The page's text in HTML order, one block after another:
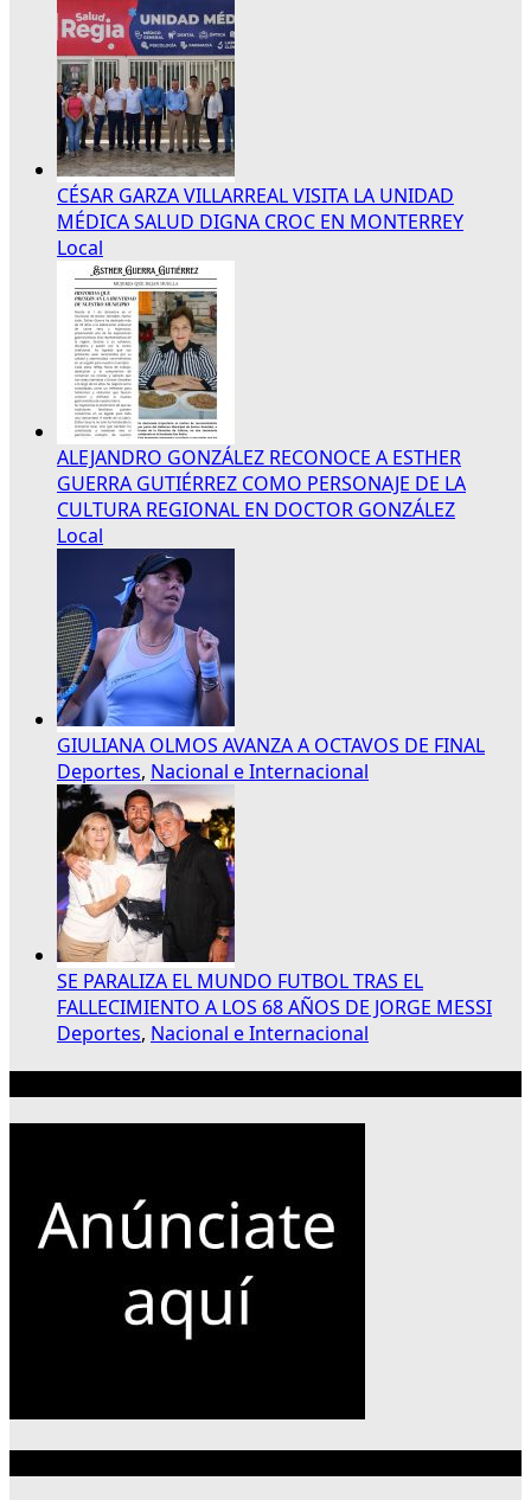
CÉSAR GARZA VILLARREAL VISITA LA UNIDAD
MÉDICA SALUD DIGNA CROC EN MONTERREY
Local
ALEJANDRO GONZÁLEZ RECONOCE A ESTHER
GUERRA GUTIÉRREZ COMO PERSONAJE DE LA
CULTURA REGIONAL EN DOCTOR GONZÁLEZ
Local
GIULIANA OLMOS AVANZA A OCTAVOS DE FINAL
Deportes, Nacional e Internacional
SE PARALIZA EL MUNDO FUTBOL TRAS EL
FALLECIMIENTO A LOS 68 AÑOS DE JORGE MESSI
Deportes, Nacional e Internacional